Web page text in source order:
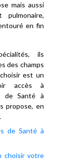
mais aussi
pulmonaire,
en fin
ils
des champs
est un
accès à
de Santé à
propose, en
de Santé à
choisir votre